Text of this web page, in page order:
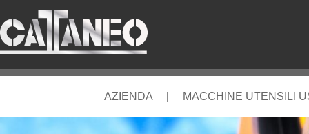
AZIENDA MACCHINE UTENSILI